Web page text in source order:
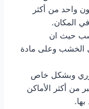
واحد من أكثر
المكان.
حيث ان
الخشب وعلى مادة
وبشكل خاص
من أكثر الأماكن